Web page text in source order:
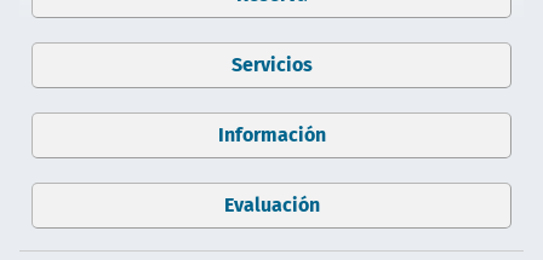
Servicios
Información
Evaluación